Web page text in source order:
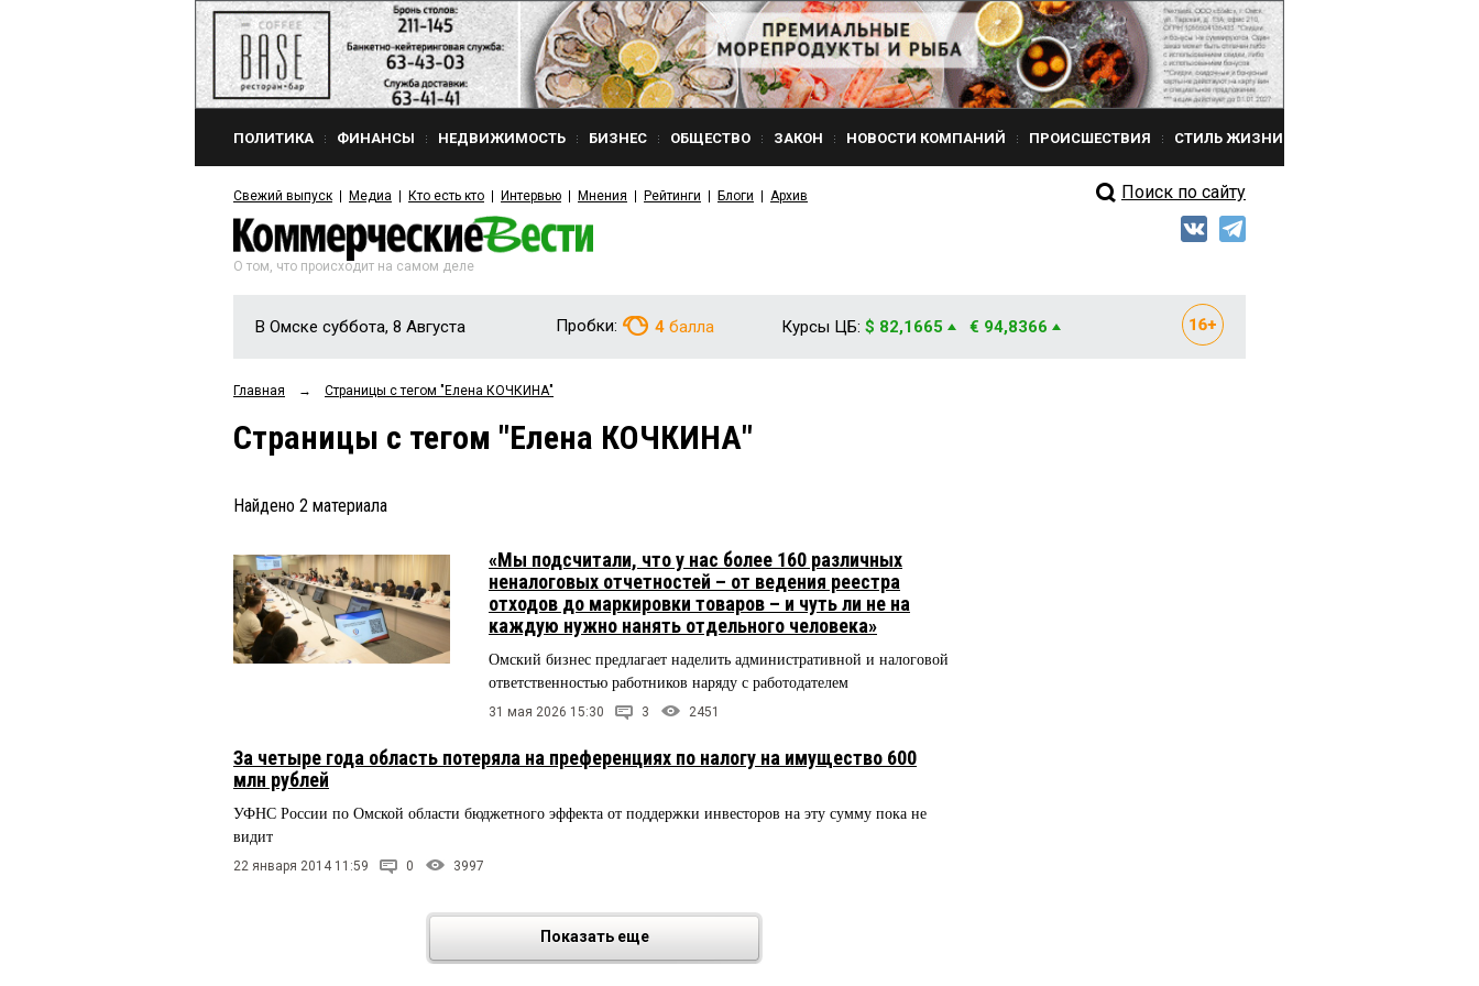
ПОЛИТИКА ФИНАНСЫ НЕДВИЖИМОСТЬ БИЗНЕС ОБЩЕСТВО ЗАКОН НОВОСТИ КОМПАНИЙ ПРОИСШЕСТВИЯ СТИЛЬ ЖИЗНИ
Свежий выпуск Медиа Кто есть кто Интервью Мнения Рейтинги Блоги Архив Поиск по сайту
О том, что происходит на самом деле
В Омске суббота, 8 Августа Пробки: 4 балла Курсы ЦБ: $ 82,1665 € 94,8366
Главная → Страницы c тегом "Елена КОЧКИНА"
Страницы c тегом "Елена КОЧКИНА"
Найдено 2 материала
«Мы подсчитали, что у нас более 160 различных
неналоговых отчетностей – от ведения реестра
отходов до маркировки товаров – и чуть ли не на
каждую нужно нанять отдельного человека»
Омский бизнес предлагает наделить административной и налоговой
ответственностью работников наряду с работодателем
31 мая 2026 15:30 3 2451
За четыре года область потеряла на преференциях по налогу на имущество 600
млн рублей
УФНС России по Омской области бюджетного эффекта от поддержки инвесторов на эту сумму пока не
видит
22 января 2014 11:59 0 3997
Показать еще